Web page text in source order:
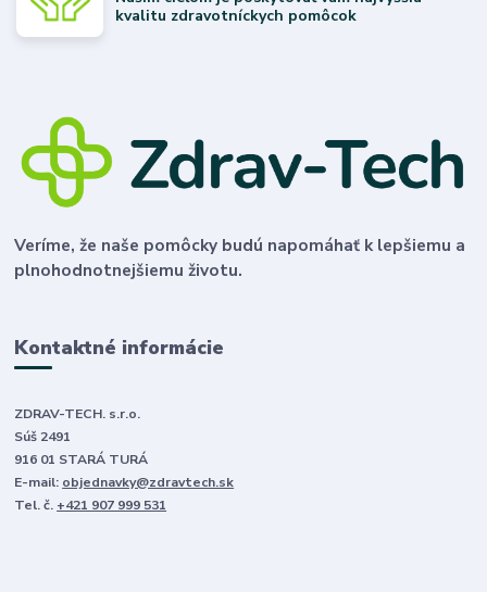
kvalitu zdravotníckych pomôcok
Veríme, že naše pomôcky budú napomáhať k lepšiemu a
plnohodnotnejšiemu životu.
Kontaktné informácie
ZDRAV-TECH. s.r.o.
Súš 2491
916 01 STARÁ TURÁ
E-mail: objednavky@zdravtech.sk
Tel. č. +421 907 999 531